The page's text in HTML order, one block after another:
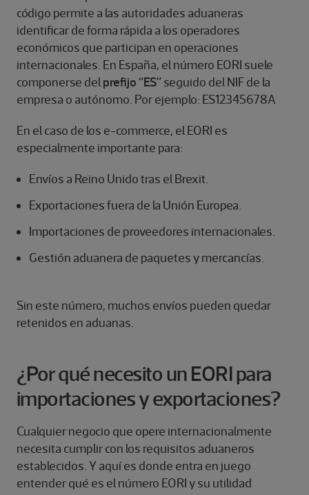
código permite a las autoridades aduaneras
identificar de forma rápida a los operadores
económicos que participan en operaciones
internacionales. En España, el número EORI suele
componerse delprefijo “ES”seguido del NIF de la
empresa o autónomo. Por ejemplo: ES12345678A
En el caso de los e-commerce, el EORI es
especialmente importante para:
Envíos a Reino Unido tras el Brexit.
Exportaciones fuera de la Unión Europea.
Importaciones de proveedores internacionales.
Gestión aduanera de paquetes y mercancías.
Sin este número, muchos envíos pueden quedar
retenidos en aduanas.
¿Por qué necesito un EORI para
importaciones y exportaciones?
Cualquier negocio que opere internacionalmente
necesita cumplir con los requisitos aduaneros
establecidos. Y aquí es donde entra en juego
entender qué es el número EORI y su utilidad